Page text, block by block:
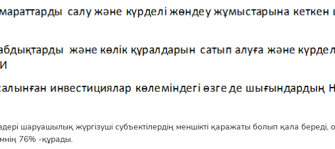
шаруашылық жүргізуші субъектілердің меншікті қаражаты болып қала
76% -құрады.